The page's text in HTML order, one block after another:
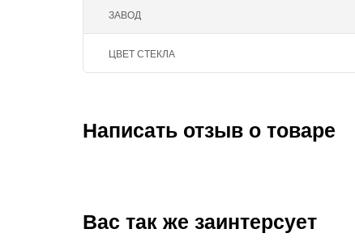
ЗАВОД
ЦВЕТ СТЕКЛА
Написать отзыв о товаре
Вас так же заинтерсует